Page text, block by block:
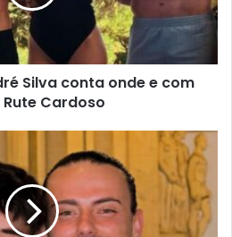
Silva conta onde e com
Cardoso